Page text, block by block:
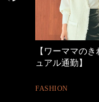
【ワーママの
ュアル通勤】
FASHION